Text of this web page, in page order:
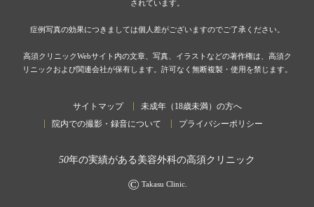
されています。
症例写真の効果につきましては個人差がございますのでご了承ください。
高須クリニックWebサイト内の文章、写真、イラストなどの著作権は、高須ク
リニックおよび関連会社が保有します。許可なく無断複製・使用を禁じます。
サイトマップ
未成年（18歳未満）の方へ
院内での撮影・録音について
プライバシーポリシー
50年の実績がある美容外科の高須クリニック
© Takasu Clinic.